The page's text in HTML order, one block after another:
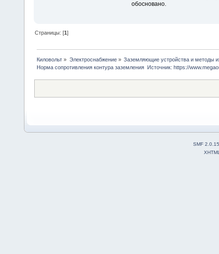
обосновано.
Страницы: [1]
Киловольт » Электроснабжение» Заземляющие устройства и методы
Норма сопротивления контура заземления  Источник: https://
SMF 2.0.15